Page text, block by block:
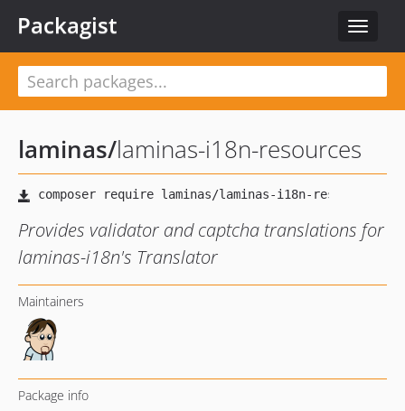
Toggle
Packagist
laminas/laminas-i18n-resources
Provides validator and captcha translations for
laminas-i18n's Translator
Maintainers
Package info